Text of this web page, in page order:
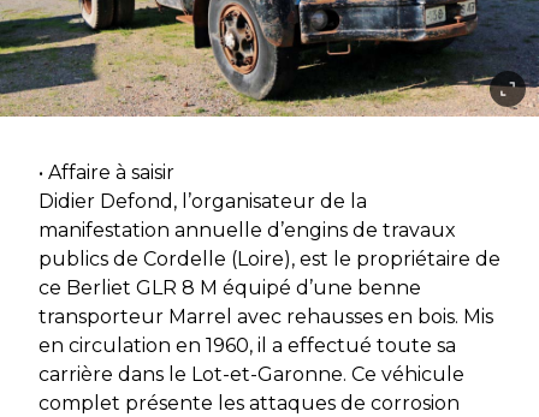
• Affaire à saisir
Didier Defond, l’organisateur de la
manifestation annuelle d’engins de travaux
publics de Cordelle (Loire), est le propriétaire de
ce Berliet GLR 8 M équipé d’une benne
transporteur Marrel avec rehausses en bois. Mis
en circulation en 1960, il a effectué toute sa
carrière dans le Lot-et-Garonne. Ce véhicule
complet présente les attaques de corrosion